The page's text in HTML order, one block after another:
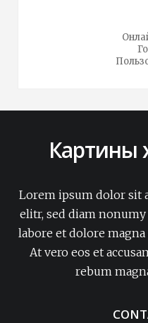
Картины
Lorem ipsum dolor sit
elitr, sed diam
labore et dolore magna
At vero eos et
rebum